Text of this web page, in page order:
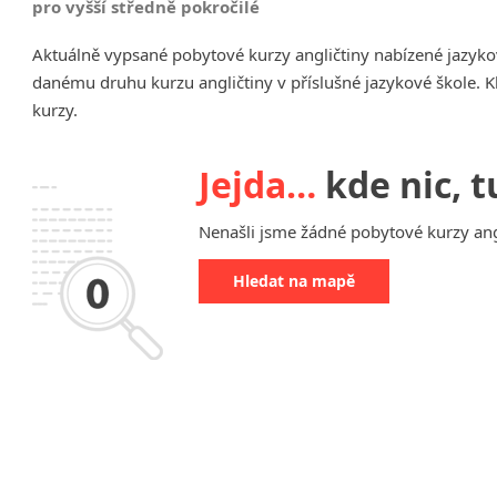
Děčín
Hodonín
Vysoká nad Labem
pro vyšší středně pokročilé
Aktuálně vypsané pobytové kurzy angličtiny nabízené
danému druhu kurzu angličtiny v příslušné jazykové škole.
kurzy.
Jejda… kde nic,
Nenašli jsme žádné pobytové kurzy
Hledat na mapě